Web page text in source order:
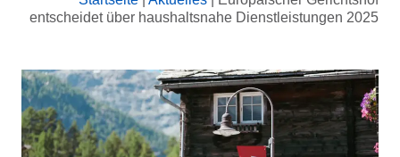
contententscheidet über haushaltsnahe Dienstleistungen 2025